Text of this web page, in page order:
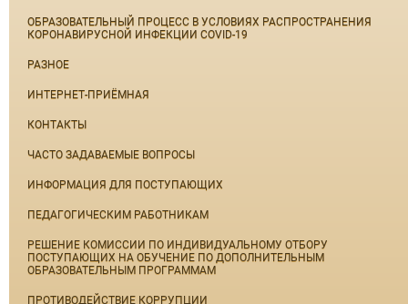
ОБРАЗОВАТЕЛЬНЫЙ ПРОЦЕСС В УСЛОВИЯХ РАСПРОСТРАНЕНИЯ
КОРОНАВИРУСНОЙ ИНФЕКЦИИ COVID-19
РАЗНОЕ
ИНТЕРНЕТ-ПРИЁМНАЯ
КОНТАКТЫ
ЧАСТО ЗАДАВАЕМЫЕ ВОПРОСЫ
ИНФОРМАЦИЯ ДЛЯ ПОСТУПАЮЩИХ
ПЕДАГОГИЧЕСКИМ РАБОТНИКАМ
РЕШЕНИЕ КОМИССИИ ПО ИНДИВИДУАЛЬНОМУ ОТБОРУ
ПОСТУПАЮЩИХ НА ОБУЧЕНИЕ ПО ДОПОЛНИТЕЛЬНЫМ
ОБРАЗОВАТЕЛЬНЫМ ПРОГРАММАМ
ПРОТИВОДЕЙСТВИЕ КОРРУПЦИИ